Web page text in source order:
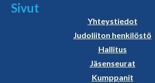
Sivut
Yhteystiedot
Judoliiton henkilöstö
Hallitus
Jäsenseurat
Kumppanit